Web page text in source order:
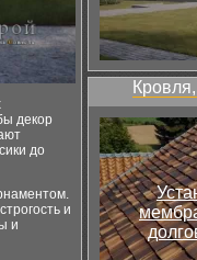
декор
до
и
и